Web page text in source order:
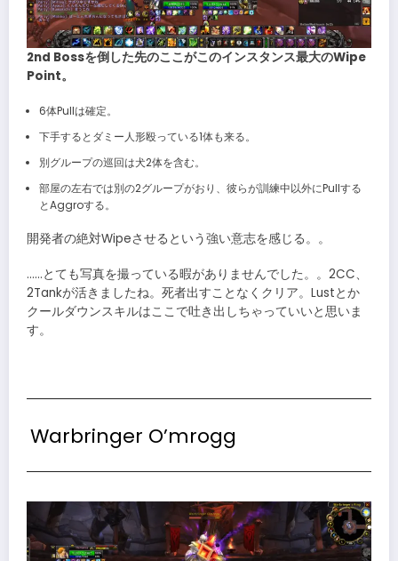
2nd Bossを倒した先のここがこのインスタンス最大のWipe
Point。
6体Pullは確定。
下手するとダミー人形殴っている1体も来る。
別グループの巡回は犬2体を含む。
部屋の左右では別の2グループがおり、彼らが訓練中以外にPullする
とAggroする。
開発者の絶対Wipeさせるという強い意志を感じる。。
……とても写真を撮っている暇がありませんでした。。2CC、
2Tankが活きましたね。死者出すことなくクリア。Lustとか
クールダウンスキルはここで吐き出しちゃっていいと思いま
す。
Warbringer O’mrogg